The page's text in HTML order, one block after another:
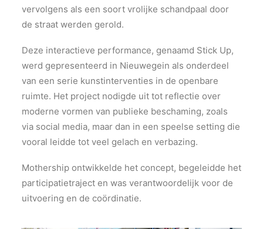
vervolgens als een soort vrolijke schandpaal door
de straat werden gerold.
Deze interactieve performance, genaamd Stick Up,
werd gepresenteerd in Nieuwegein als onderdeel
van een serie kunstinterventies in de openbare
ruimte. Het project nodigde uit tot reflectie over
moderne vormen van publieke beschaming, zoals
via social media, maar dan in een speelse setting die
vooral leidde tot veel gelach en verbazing.
Mothership ontwikkelde het concept, begeleidde het
participatietraject en was verantwoordelijk voor de
uitvoering en de coördinatie.